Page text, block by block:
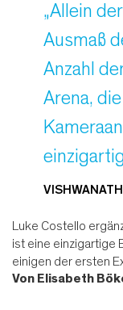
„Allein
Ausmaß
Anzahl
Arena,
Luke Costello
ist eine einzigartige
einigen der ersten
Von Elisabeth